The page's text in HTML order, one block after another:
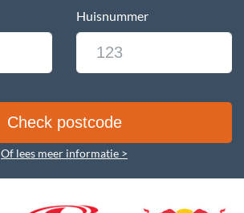
Huisnummer
Of lees meer informatie >